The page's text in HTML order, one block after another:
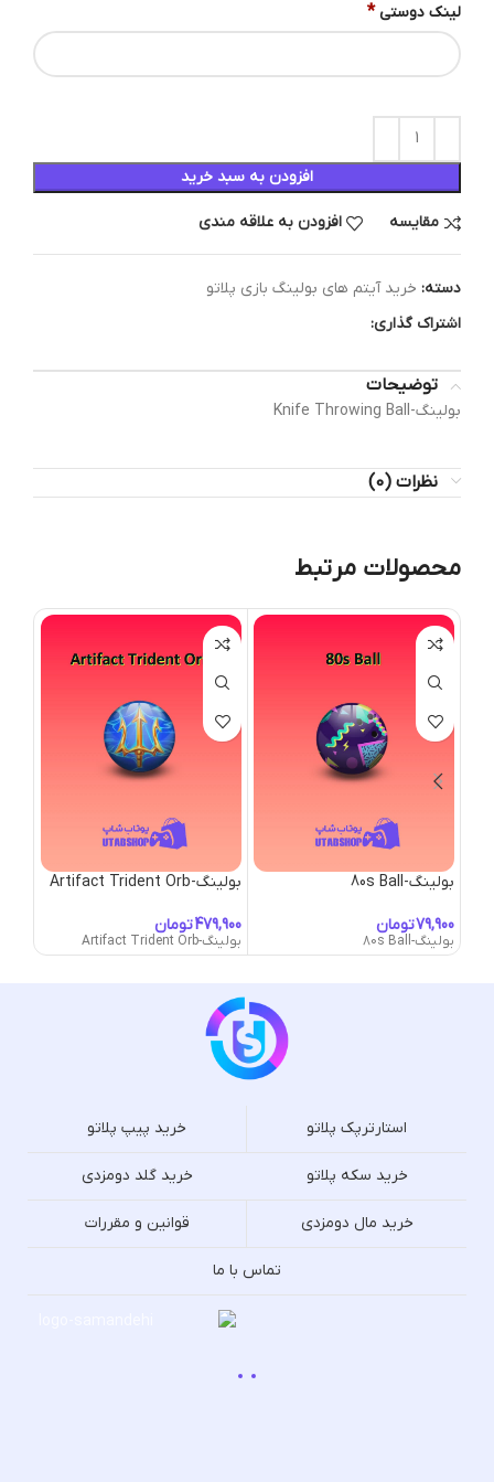
لینک دوستی *
افزودن به سبد خرید
مقایسه افزودن به علاقه مندی
دسته: خرید آیتم های بولینگ بازی پلاتو
اشتراک گذاری:
توضیحات
بولینگ-Knife Throwing Ball
نظرات (0)
محصولات مرتبط
بولینگ-80s Ball
تومان
بولینگ-80s Ball
بولینگ-Artifact Trident Orb
تومان
بولینگ-Artifact Trident Orb
استارترپک پلاتو خرید پیپ پلاتو
خرید سکه پلاتو خرید گلد دومزدی
خرید مال دومزدی قوانین و مقررات
تماس با ما